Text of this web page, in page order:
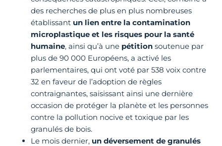
des recherches de plus en plus nombreuses
établissant un lien entre la contamination
microplastique et les risques pour la santé
humaine, ainsi qu’à une pétition soutenue par
plus de 90 000 Européens, a activé les
parlementaires, qui ont voté par 538 voix contre
32 en faveur de l’adoption de règles
contraignantes, saisissant ainsi une dernière
occasion de protéger la planète et les personnes
contre la pollution nocive et toxique par les
granulés de bois.
Le mois dernier, un déversement de granulés